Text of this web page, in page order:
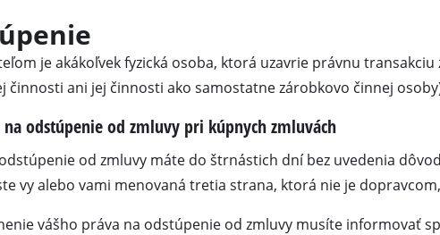
Kapovacie / pokosové píly
Stolné kotúčové píly
Ručné kotúčové píly
Dierovacie píly
Elektrické nožnice na
Akumulátorové
Benzínové nožnice na
Teleskopické nožnice
je akákoľvek fyzická osoba, ktorá uzavrie právnu
činnosti ani jej činnosti ako samostatne zárobkovo činnej
na odstúpenie od zmluvy pri kúpnych zmluvách
od zmluvy máte do štrnástich dní bez uvedenia
vy alebo vami menovaná tretia strana, ktorá nie je
vášho práva na odstúpenie od zmluvy musíte informovať